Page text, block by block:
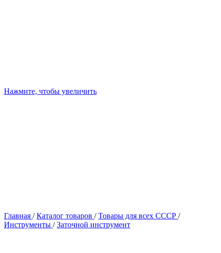
Нажмите, чтобы увеличить
Главная / Каталог товаров / Товары для всех СССР /
Инструменты / Заточной инструмент